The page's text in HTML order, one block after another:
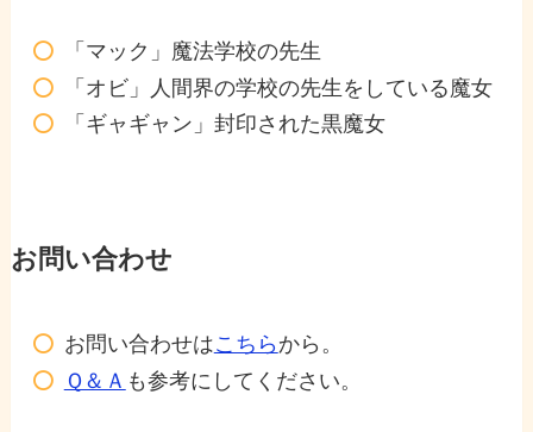
「マック」魔法学校の先生
「オビ」人間界の学校の先生をしている魔女
「ギャギャン」封印された黒魔女
お問い合わせ
お問い合わせはこちら から。
Ｑ＆Ａ も参考にしてください。